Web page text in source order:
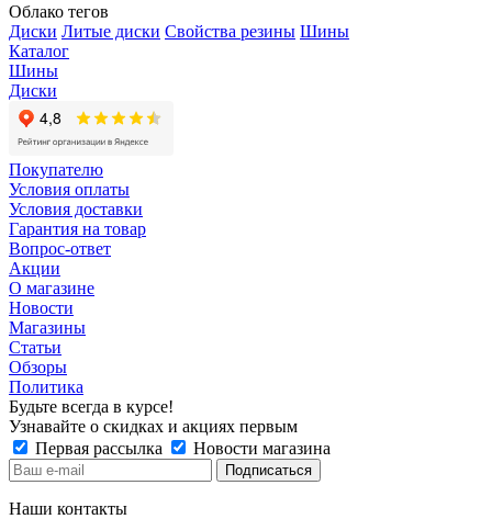
Облако тегов
Диски Литые диски Свойства резины Шины
Каталог
Шины
Диски
Покупателю
Условия оплаты
Условия доставки
Гарантия на товар
Вопрос-ответ
Акции
О магазине
Новости
Магазины
Статьи
Обзоры
Политика
Будьте всегда в курсе!
Узнавайте о скидках и акциях первым
Первая рассылка
Новости магазина
Наши контакты